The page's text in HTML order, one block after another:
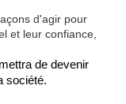
d'agir pour
et leur confiance,
de devenir
société.